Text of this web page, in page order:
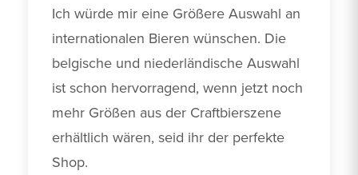
Ich würde mir eine Größere Auswahl an
internationalen Bieren wünschen. Die
belgische und niederländische Auswahl
ist schon hervorragend, wenn jetzt noch
mehr Größen aus der Craftbierszene
erhältlich wären, seid ihr der perfekte
Shop.